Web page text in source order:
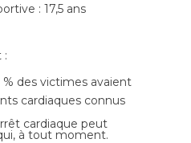
: 17,5 ans
:
des victimes avaient
cardiaques connus
cardiaque peut
à tout moment.